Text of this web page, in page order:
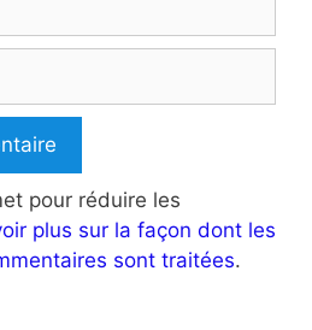
pour réduire les
plus sur la façon dont les
sont traitées.